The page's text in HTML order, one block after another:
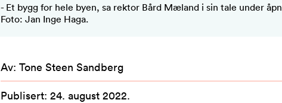
- Et bygg for hele byen, sa rektor Bård Mæland i sin tale under
Foto: Jan Inge Haga.
Av: Tone Steen Sandberg
Publisert: 24. august 2022.